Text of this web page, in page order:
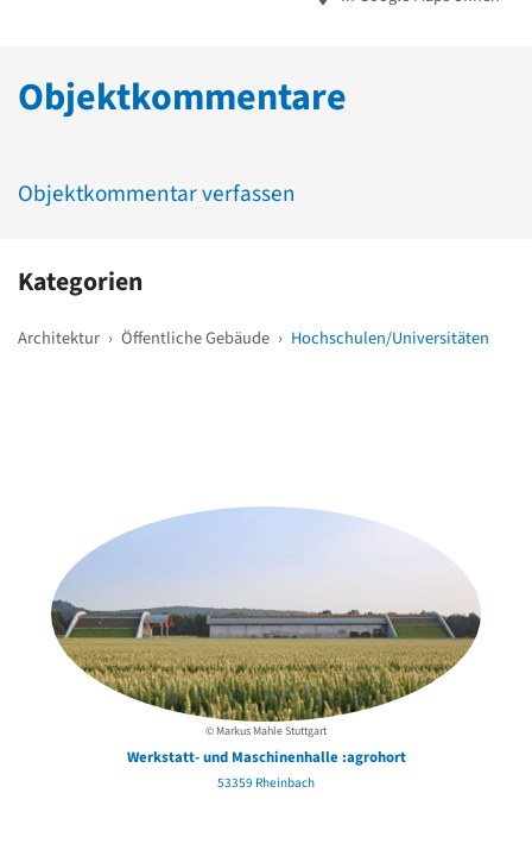
Objektkommentare
Objektkommentar verfassen
Kategorien
Architektur › Öffentliche Gebäude › Hochschulen/Universitäten
© Markus Mahle Stuttgart
Werkstatt- und Maschinenhalle :agrohort
53359 Rheinbach